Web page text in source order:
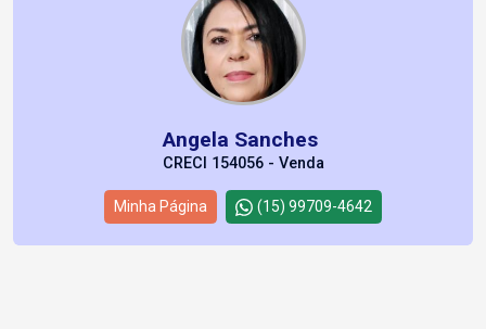
Angela Sanches
CRECI 154056 - Venda
Minha Página (15) 99709-4642